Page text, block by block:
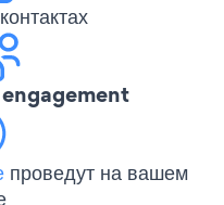
проведут на вашем